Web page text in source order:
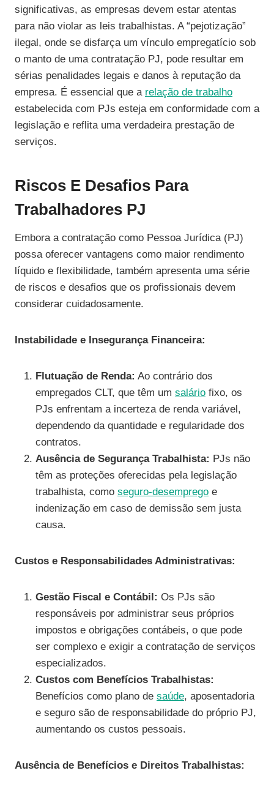
significativas, as empresas devem estar atentas
para não violar as leis trabalhistas. A “pejotização”
ilegal, onde se disfarça um vínculo empregatício sob
o manto de uma contratação PJ, pode resultar em
sérias penalidades legais e danos à reputação da
empresa. É essencial que a relação de trabalho
estabelecida com PJs esteja em conformidade com a
legislação e reflita uma verdadeira prestação de
serviços.
Riscos E Desafios Para
Trabalhadores PJ
Embora a contratação como Pessoa Jurídica (PJ)
possa oferecer vantagens como maior rendimento
líquido e flexibilidade, também apresenta uma série
de riscos e desafios que os profissionais devem
considerar cuidadosamente.
Instabilidade e Insegurança Financeira:
Flutuação de Renda: Ao contrário dos
empregados CLT, que têm um salário fixo, os
PJs enfrentam a incerteza de renda variável,
dependendo da quantidade e regularidade dos
contratos.
Ausência de Segurança Trabalhista: PJs não
têm as proteções oferecidas pela legislação
trabalhista, como seguro-desemprego e
indenização em caso de demissão sem justa
causa.
Custos e Responsabilidades Administrativas:
Gestão Fiscal e Contábil: Os PJs são
responsáveis por administrar seus próprios
impostos e obrigações contábeis, o que pode
ser complexo e exigir a contratação de serviços
especializados.
Custos com Benefícios Trabalhistas:
Benefícios como plano de saúde, aposentadoria
e seguro são de responsabilidade do próprio PJ,
aumentando os custos pessoais.
Ausência de Benefícios e Direitos Trabalhistas: